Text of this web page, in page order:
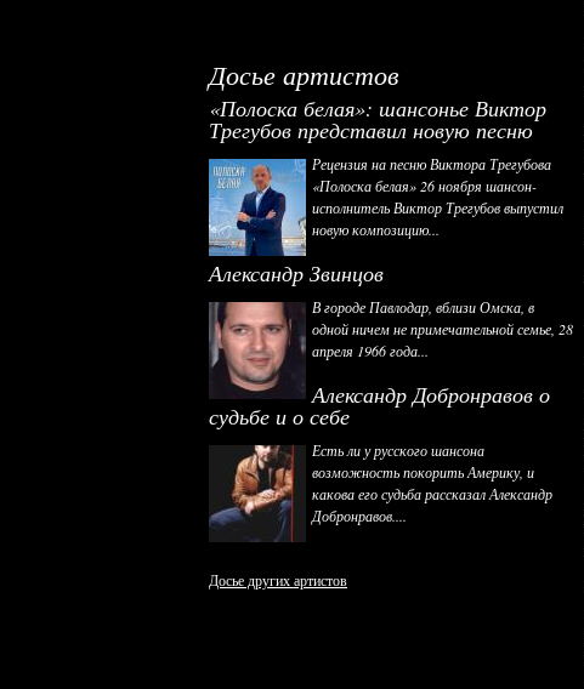
Досье артистов
«Полоска белая»: шансонье Виктор
Трегубов представил новую песню
Рецензия на песню Виктора Трегубова
«Полоска белая» 26 ноября шансон-
исполнитель Виктор Трегубов выпустил
новую композицию...
Александр Звинцов
В городе Павлодар, вблизи Омска, в
одной ничем не примечательной семье, 28
апреля 1966 года...
Александр Добронравов о
судьбе и о себе
Есть ли у русского шансона
возможность покорить Америку, и
какова его судьба рассказал Александр
Добронравов....
Досье других артистов